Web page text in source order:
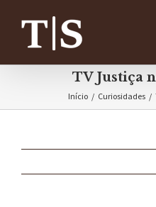
conteúdo
TV Justiça
Início / Curiosidades /